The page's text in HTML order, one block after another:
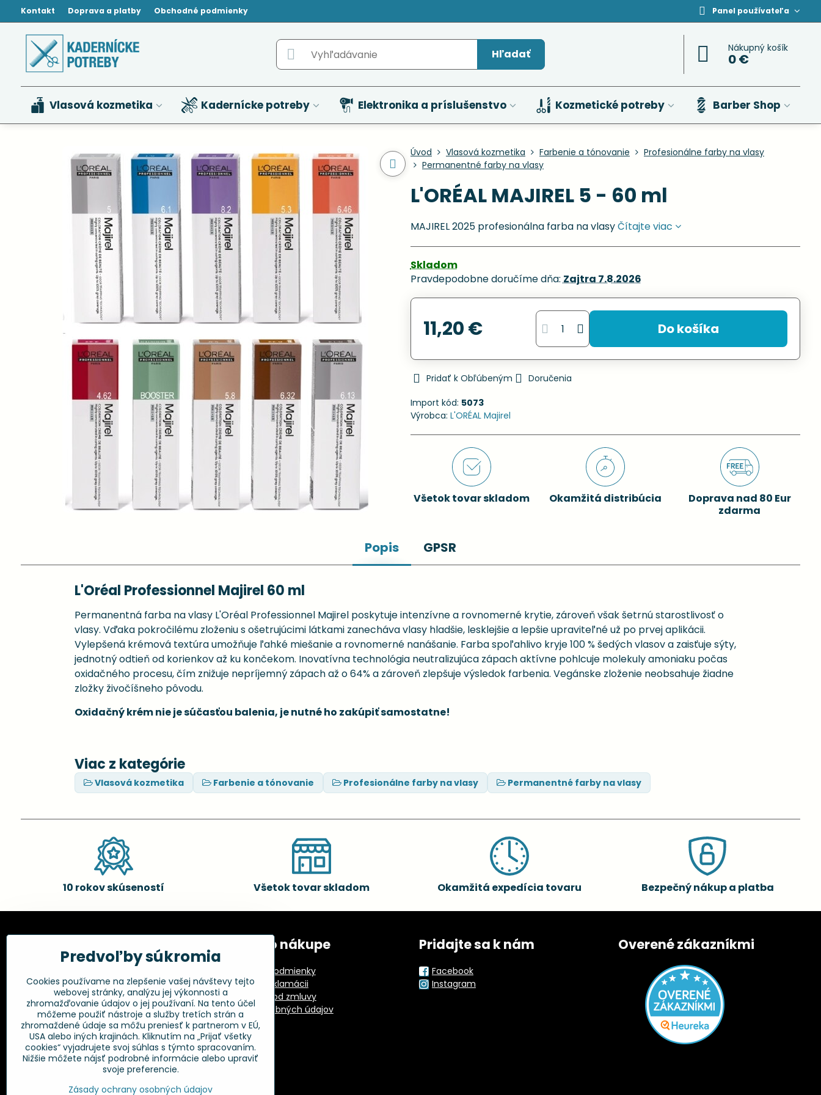
Kontakt Doprava a platby Obchodné podmienky Panel používateľa
Hľadať Nákupný košík
0 €
Vlasová kozmetika Kadernícke potreby Elektronika a príslušenstvo Kozmetické potreby Barber Shop
Úvod Vlasová kozmetika Farbenie a tónovanie
Profesionálne farby na vlasy
Permanentné farby na vlasy
L'ORÉAL MAJIREL 5 - 60 ml
MAJIREL 2025 profesionálna farba na vlasyČítajte viac
Skladom
Pravdepodobne doručíme dňa:Zajtra7.8.2026
11,20 € Do košíka
Pridať k Obľúbeným
Doručenia
Import kód: 5073
Výrobca: L'ORÉAL Majirel
Všetok tovar skladom Okamžitá distribúcia
Doprava nad 80 Eur
zdarma
Popis GPSR
L'Oréal Professionnel Majirel 60 ml
Permanentná farba na vlasy L'Oréal Professionnel Majirel poskytuje intenzívne a rovnomerné krytie, zároveň však šetrnú starostlivosť o
vlasy. Vďaka pokročilému zloženiu s ošetrujúcimi látkami zanecháva vlasy hladšie, lesklejšie a lepšie upraviteľné už po prvej aplikácii.
Vylepšená krémová textúra umožňuje ľahké miešanie a rovnomerné nanášanie. Farba spoľahlivo kryje 100 % šedých vlasov a zaisťuje sýty,
jednotný odtieň od korienkov až ku končekom. Inovatívna technológia neutralizujúca zápach aktívne pohlcuje molekuly amoniaku počas
oxidačného procesu, čím znižuje nepríjemný zápach až o 64% a zároveň zlepšuje výsledok farbenia. Vegánske zloženie neobsahuje žiadne
zložky živočíšneho pôvodu.
Oxidačný krém nie je súčasťou balenia, je nutné ho zakúpiť samostatne!
Viac z kategórie
Vlasová kozmetika Farbenie a tónovanie Profesionálne farby na vlasy Permanentné farby na vlasy
10 rokov skúseností Všetok tovar skladom Okamžitá expedícia tovaru Bezpečný nákup a platba
Kadernícke potreby, s.r.o.
Fakturačné údaje:
Kadernícke potreby, s.r.o.
Klincová 37
821 08 Bratislava
+421 948 014 333
info​@kadernickepotreby​.sk
Objednávky
Všetko o nákupe
Obchodné podmienky
Postup pri reklamácii
Odstúpenie od zmluvy
Ochrana osobných údajov
GPSR
Pridajte sa k nám
Facebook
Instagram
Overené zákazníkmi
Predvoľby súkromia
Cookies používame na zlepšenie vašej návštevy tejto
webovej stránky, analýzu jej výkonnosti a
zhromažďovanie údajov o jej používaní. Na tento účel
môžeme použiť nástroje a služby tretích strán a
zhromaždené údaje sa môžu preniesť k partnerom v EÚ,
USA alebo iných krajinách. Kliknutím na „Prijať všetky
cookies“ vyjadrujete svoj súhlas s týmto spracovaním.
Nižšie môžete nájsť podrobné informácie alebo upraviť
svoje preferencie.
Zásady ochrany osobných údajov